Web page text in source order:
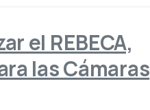
el REBECA,
las Cámaras